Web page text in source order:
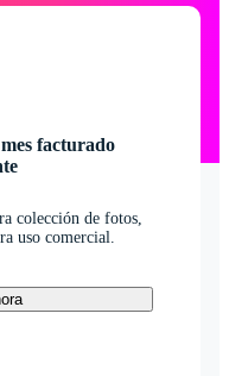
facturado
colección de fotos,
uso comercial.